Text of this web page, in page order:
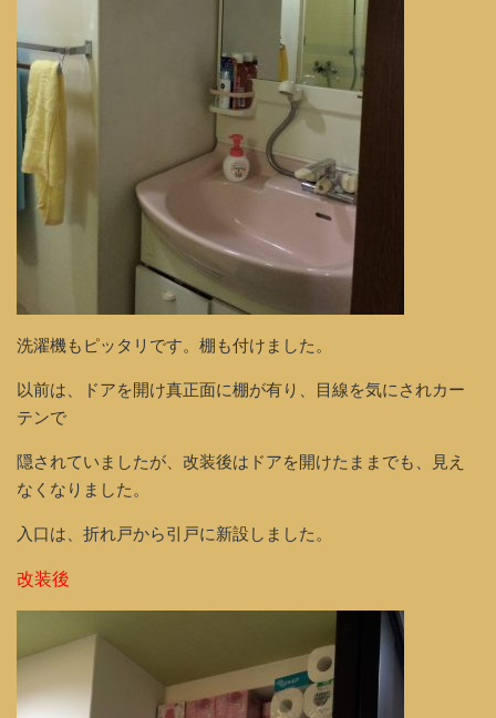
洗濯機もピッタリです。棚も付けました。
以前は、ドアを開け真正面に棚が有り、目線を気にされカー
テンで
隠されていましたが、改装後はドアを開けたままでも、見え
なくなりました。
入口は、折れ戸から引戸に新設しました。
改装後